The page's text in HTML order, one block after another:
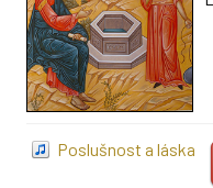
Poslušnost a láska